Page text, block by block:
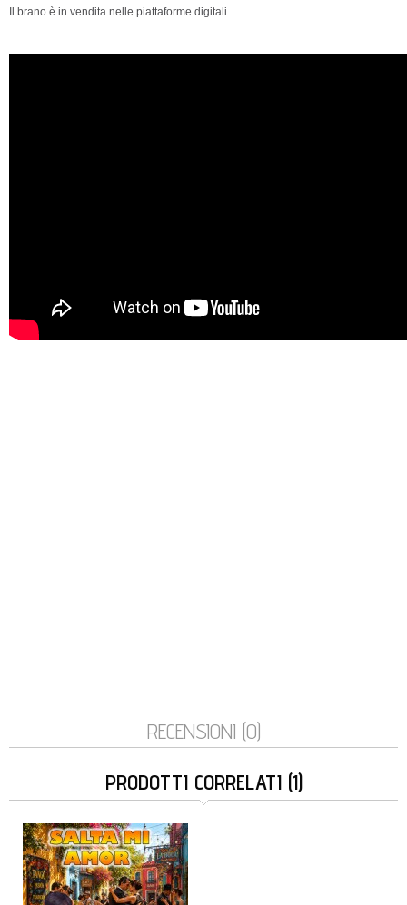
Il brano è in vendita nelle piattaforme digitali.
RECENSIONI (0)
PRODOTTI CORRELATI (1)